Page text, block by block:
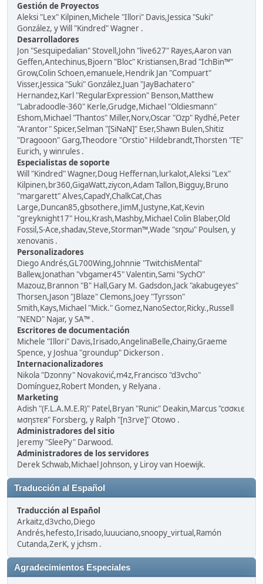
Gestión de Proyectos
Aleksi "Lex" Kilpinen,Michele "Illori" Davis,Jessica "Suki"
González, y Will "Kindred" Wagner .
Desarrolladores
Jon "Sesquipedalian" Stovell,John "live627" Rayes,Aaron van
Geffen,Antechinus,Bjoern "Bloc" Kristiansen,Brad "IchBin™"
Grow,Colin Schoen,emanuele,Hendrik Jan "Compuart"
Visser,Jessica "Suki" González,Juan "JayBachatero"
Hernandez,Karl "RegularExpression" Benson,Matthew
"Labradoodle-360" Kerle,Grudge,Michael "Oldiesmann"
Eshom,Michael "Thantos" Miller,Norv,Oscar "Ozp" Rydhé,Peter
"Arantor" Spicer,Selman "[SiNaN]" Eser,Shawn Bulen,Shitiz
"Dragooon" Garg,Theodore "Orstio" Hildebrandt,Thorsten "TE"
Eurich, y winrules .
Especialistas de soporte
Will "Kindred" Wagner,Doug Heffernan,lurkalot,Aleksi "Lex"
Kilpinen,br360,GigaWatt,ziycon,Adam Tallon,Bigguy,Bruno
"margarett" Alves,CapadY,ChalkCat,Chas
Large,Duncan85,gbsothere,JimM,Justyne,Kat,Kevin
"greyknight17" Hou,Krash,Mashby,Michael Colin Blaber,Old
Fossil,S-Ace,shadav,Steve,Storman™,Wade "sησω" Poulsen, y
xenovanis .
Personalizadores
Diego Andrés,GL700Wing,Johnnie "TwitchisMental"
Ballew,Jonathan "vbgamer45" Valentin,Sami "SychO"
Mazouz,Brannon "B" Hall,Gary M. Gadsdon,Jack "akabugeyes"
Thorsen,Jason "JBlaze" Clemons,Joey "Tyrsson"
Smith,Kays,Michael "Mick." Gomez,NanoSector,Ricky.,Russell
"NEND" Najar, y SA™ .
Escritores de documentación
Michele "Illori" Davis,Irisado,AngelinaBelle,Chainy,Graeme
Spence, y Joshua "groundup" Dickerson .
Internacionalizadores
Nikola "Dzonny" Novaković,m4z,Francisco "d3vcho"
Domínguez,Robert Monden, y Relyana .
Marketing
Adish "(F.L.A.M.E.R)" Patel,Bryan "Runic" Deakin,Marcus "cσσкιє
мσηѕтєя" Forsberg, y Ralph "[n3rve]" Otowo .
Administradores del sitio
Jeremy "SleePy" Darwood.
Administradores de los servidores
Derek Schwab,Michael Johnson, y Liroy van Hoewijk.
Traducción al Español
Traducción al Español
Arkaitz,d3vcho,Diego
Andrés,hefesto,Irisado,luuuciano,snoopy_virtual,Ramón
Cutanda,ZerK, y jchsm .
Agradecimientos Especiales